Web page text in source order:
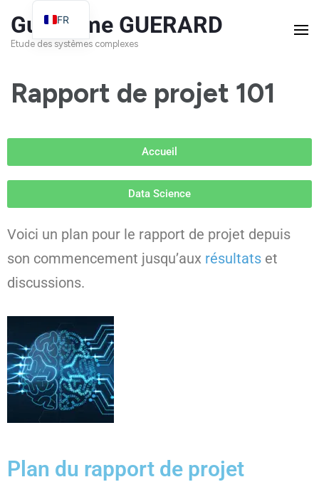
Guillaume GUERARD
Etude des systèmes complexes
Rapport de projet 101
Accueil
Data Science
Voici un plan pour le rapport de projet depuis
son commencement jusqu’aux résultats et
discussions.
Plan du rapport de projet
FR
EN